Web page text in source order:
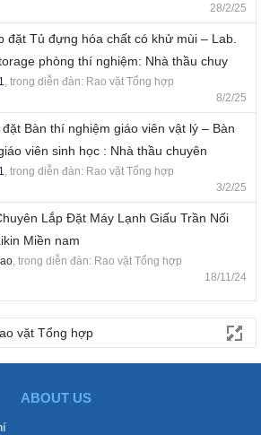
28/2/25
đặt Tủ đựng hóa chất có khử mùi – Lab.
phòng thí nghiệm: Nhà thầu chuy
, trong diễn đàn: Rao vặt Tổng hợp
8/2/25
Bàn thí nghiệm giáo viên vật lý – Bàn
viên sinh học : Nhà thầu chuyên
, trong diễn đàn: Rao vặt Tổng hợp
3/2/25
Lắp Đặt Máy Lạnh Giấu Trần Nối
Miền nam
, trong diễn đàn: Rao vặt Tổng hợp
18/11/24
vặt Tổng hợp
ABOUT US